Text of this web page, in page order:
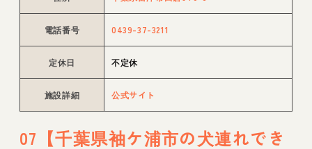
電話番号 0439-37-3211
定休日 不定休
施設詳細 公式サイト
07【千葉県袖ケ浦市の犬連れでき